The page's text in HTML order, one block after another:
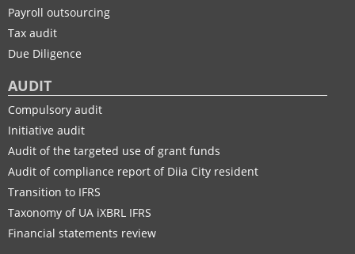
Payroll outsourcing
Tax audit
Due Diligence
AUDIT
Compulsory audit
Initiative audit
Audit of the targeted use of grant funds
Audit of compliance report of Diia City resident
Transition to IFRS
Taxonomy of UA іXBRL IFRS
Financial statements review